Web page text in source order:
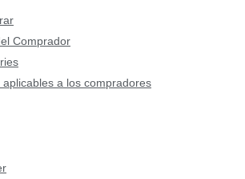
Comprador
aplicables a los compradores